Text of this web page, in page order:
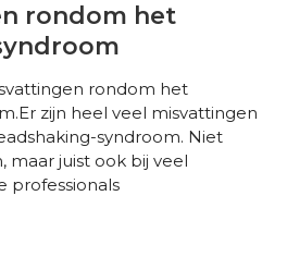
rondom het
rondom het
zijn heel veel misvattingen
syndroom. Niet
maar juist ook bij veel
professionals